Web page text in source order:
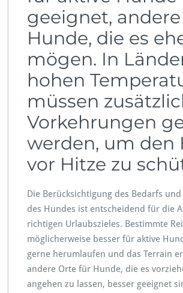
geeignet,
Hunde, die es
mögen. In
hohen
müssen
Vorkehrungen
werden, um den
vor Hitze zu
Die Berücksichtigung des Bedarfs
des Hundes ist entscheidend für die
richtigen Urlaubszieles. Bestimmte
möglicherweise besser für aktive
gerne herumlaufen und das Terrain
andere Orte für Hunde, die es
angehen zu lassen, besser geeignet